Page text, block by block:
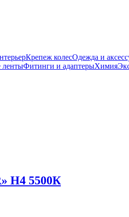
Крепеж колесОдежда и
лентыФитинги и адаптерыХимия
H4 5500К